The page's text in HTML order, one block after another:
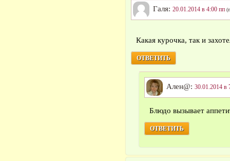
Галя: 20.01.2014 в 4:00 пп
Какая курочка, так и
ОТВЕТИТЬ
Ален@: 30.01.2014 в
Блюдо вызывает
ОТВЕТИТЬ